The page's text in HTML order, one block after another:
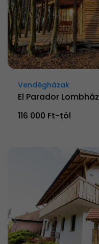
Vendégházak
El Parador Lombház
116 000 Ft-tól